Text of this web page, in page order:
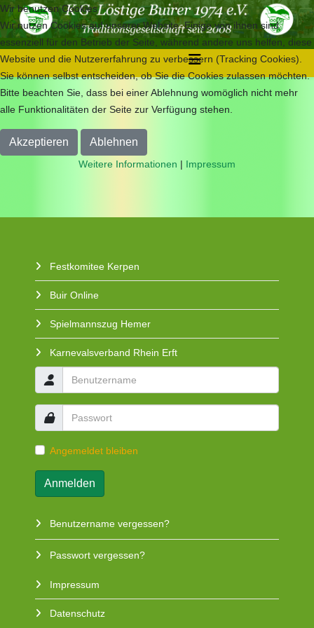
Festkomitee Kerpen
Buir Online
Spielmannszug Hemer
Karnevalsverband Rhein Erft
Angemeldet bleiben
Anmelden
Benutzername vergessen?
Passwort vergessen?
Impressum
Datenschutz
Wir benutzen Cookies
Wir nutzen Cookies auf unserer Website. Einige von ihnen sind
essenziell für den Betrieb der Seite, während andere uns helfen, diese
Website und die Nutzererfahrung zu verbessern (Tracking Cookies).
Sie können selbst entscheiden, ob Sie die Cookies zulassen möchten.
Bitte beachten Sie, dass bei einer Ablehnung womöglich nicht mehr
alle Funktionalitäten der Seite zur Verfügung stehen.
Akzeptieren Ablehnen
Weitere Informationen | Impressum